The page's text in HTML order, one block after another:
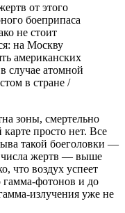
от этого
боеприпаса
не стоит
на Москву
американских
случае атомной
в стране /
зоны, смертельно
просто нет. Все
такой боеголовки —
числа жертв — выше
что воздух успеет
гамма-фотонов и до
излучения уже не